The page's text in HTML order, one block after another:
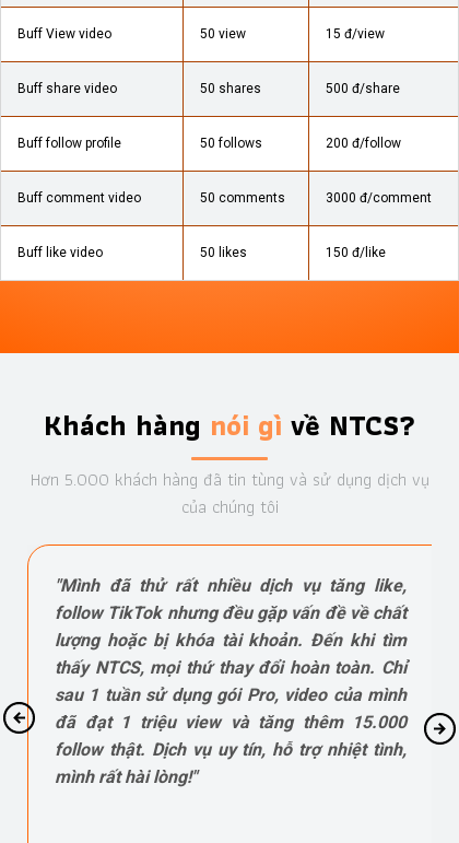
Buff View video 50 view 15 đ/view
Buff share video 50 shares 500 đ/share
Buff follow profile 50 follows 200 đ/follow
Buff comment video 50 comments 3000 đ/comment
Buff like video 50 likes 150 đ/like
Khách hàng nói gì về NTCS?
Hơn 5.000 khách hàng đã tin tùng và sử dụng dịch vụ
của chúng tôi
"Là chủ shop kinh doanh thời trang trên
TikTok, mình cần tăng độ phủ sóng nhanh
chóng để tiếp cận khách hàng. NTCS đã
giúp mình tăng 10.000 view cho mỗi video
quảng cáo sản phẩm, nhờ đó doanh số tăng
gấp 3 lần chỉ sau 2 tuần. Giá cả hợp lý, kết
quả vượt mong đợi. Chắc chắn sẽ sử dụng
dịch vụ dài lâu!"